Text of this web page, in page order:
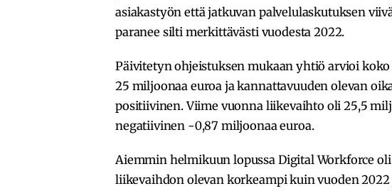
asiakastyön että jatkuvan palvelulaskutuksen
paranee silti merkittävästi vuodesta 2022.
Päivitetyn ohjeistuksen mukaan yhtiö arvioi
25 miljoonaa euroa ja kannattavuuden olevan
positiivinen. Viime vuonna liikevaihto oli 25,5
negatiivinen -0,87 miljoonaa euroa.
Aiemmin helmikuun lopussa Digital Workforce
liikevaihdon olevan korkeampi kuin vuoden